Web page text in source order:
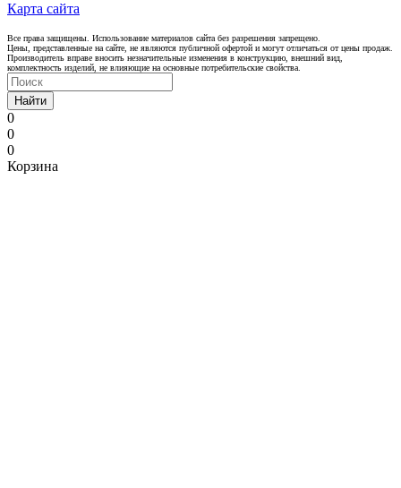
Карта сайта
Все права защищены. Использование материалов сайта без разрешения запрещено.
Цены, представленные на сайте, не являются публичной офертой и могут отличаться от цены продаж.
Производитель вправе вносить незначительные изменения в конструкцию, внешний вид,
комплектность изделий, не влияющие на основные потребительские свойства.
Найти
0
0
0
Корзина